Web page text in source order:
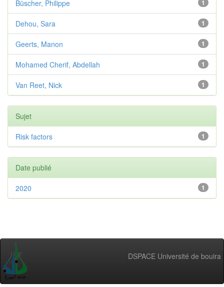
1
Büscher, Philippe
1
Dehou, Sara
1
Geerts, Manon
1
Mohamed Cherif, Abdellah
1
Van Reet, Nick
Sujet
1
Risk factors
Date publié
1
2020
DSPACE Université de bouira